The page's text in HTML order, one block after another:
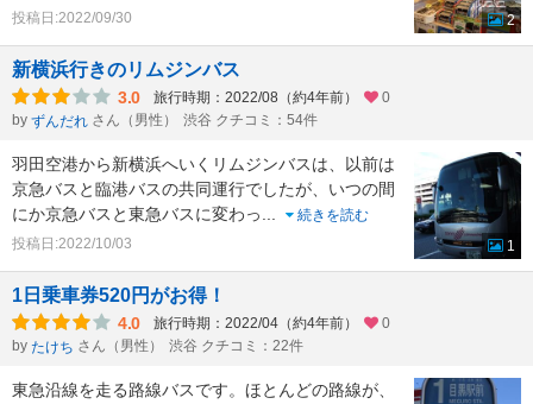
投稿日:2022/09/30
2
新横浜行きのリムジンバス
3.0 旅行時期：2022/08（約4年前）
0
by ずんだれ さん（男性） 渋谷 クチコミ：54件
羽田空港から新横浜へいくリムジンバスは、以前は
京急バスと臨港バスの共同運行でしたが、いつの間
にか京急バスと東急バスに変わっ
続きを読む
投稿日:2022/10/03
1
1日乗車券520円がお得！
4.0 旅行時期：2022/04（約4年前）
0
by たけち さん（男性） 渋谷 クチコミ：22件
東急沿線を走る路線バスです。ほとんどの路線が、